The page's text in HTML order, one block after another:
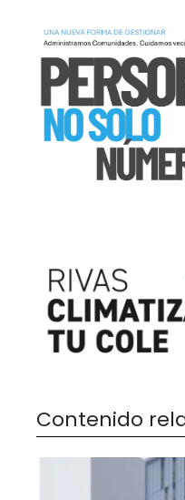
Contenido